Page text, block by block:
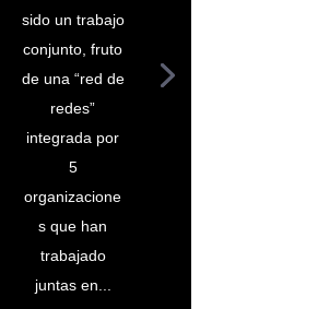
sido un trabajo
conjunto, fruto
de una “red de
redes”
integrada por
5
organizacione
s que han
trabajado
juntas en...